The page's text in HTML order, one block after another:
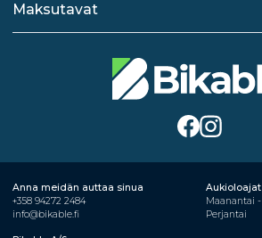
Maksutavat
Anna meidän auttaa sinua
+358 94272 2484
info@bikable.fi
Aukioloajat
Maanantai -
Perjantai